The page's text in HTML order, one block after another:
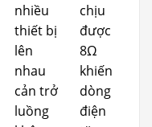
nhiều
thiết bị
lên
nhau
cản trở
luồng
chịu
được
8Ω
khiến
dòng
điện